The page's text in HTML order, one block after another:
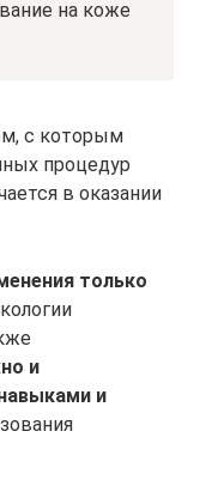
на коже
с которым
процедур
в оказании
только
и
и